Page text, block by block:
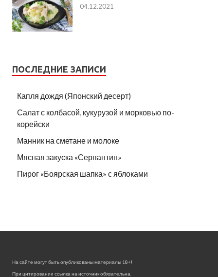
04.12.2021
ПОСЛЕДНИЕ ЗАПИСИ
Капля дождя (Японский десерт)
Салат с колбасой, кукурузой и морковью по-
корейски
Манник на сметане и молоке
Мясная закуска «Серпантин»
Пирог «Боярская шапка» с яблоками
На сайте могут быть опубликованы материалы 18+!
При цитировании ссылка на источник обязательна.